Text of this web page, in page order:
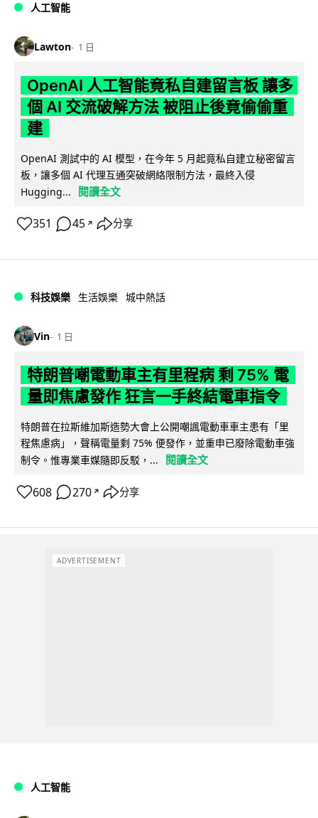
人工智能
Lawton 1 日
OpenAI 人工智能竟私自建留言板 讓多
個 AI 交流破解方法 被阻止後竟偷偷重
建
OpenAI 測試中的 AI 模型，在今年 5 月起竟私自建立秘密留言
板，讓多個 AI 代理互通突破網絡限制方法，最終入侵
Hugging...
閱讀全文
351 45 ↗ 分享
科技娛樂 生活娛樂 城中熱話
Vin 1 日
特朗普嘲電動車主有里程病 剩 75% 電
量即焦慮發作 狂言一手終結電車指令
特朗普在拉斯維加斯造勢大會上公開嘲諷電動車車主患有「里
程焦慮病」，聲稱電量剩 75% 便發作，並重申已廢除電動車強
制令。惟專業車媒隨即反駁，...
閱讀全文
608 270 ↗ 分享
ADVERTISEMENT
人工智能